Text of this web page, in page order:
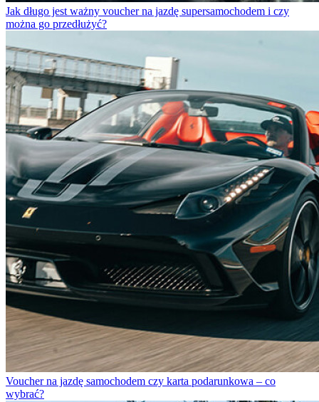
Jak długo jest ważny voucher na jazdę supersamochodem i czy
można go przedłużyć?
Voucher na jazdę samochodem czy karta podarunkowa – co
wybrać?